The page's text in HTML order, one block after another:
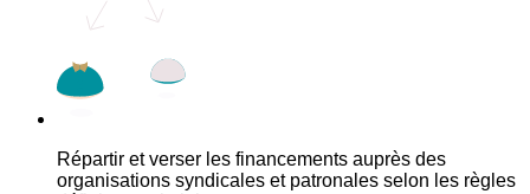
Répartir et verser les financements auprès des
organisations syndicales et patronales selon les règles